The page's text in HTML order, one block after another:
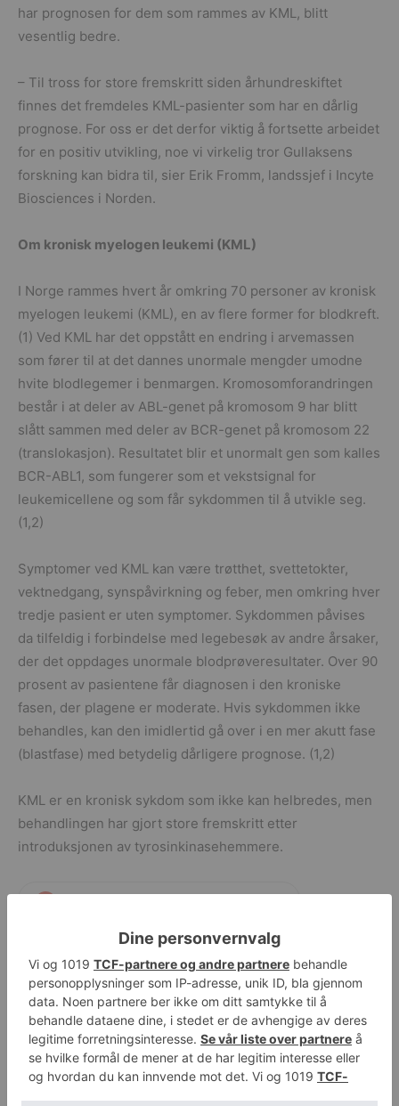
har prognosen for dem som rammes av KML, blitt
vesentlig bedre.
– Til tross for store fremskritt siden århundreskiftet
finnes det fremdeles KML-pasienter som har en dårlig
prognose. For oss er det derfor viktig å fortsette arbeidet
for en positiv utvikling, noe vi virkelig tror Gullaksens
forskning kan bidra til, sier Erik Fromm, landssjef i Incyte
Biosciences i Norden.
Om kronisk myelogen leukemi (KML)
I Norge rammes hvert år omkring 70 personer av kronisk
myelogen leukemi (KML), en av flere former for blodkreft.
(1) Ved KML har det oppstått en endring i arvemassen
som fører til at det dannes unormale mengder umodne
hvite blodlegemer i benmargen. Kromosomforandringen
består i at deler av ABL-genet på kromosom 9 har blitt
slått sammen med deler av BCR-genet på kromosom 22
(translokasjon). Resultatet blir et unormalt gen som kalles
BCR-ABL1, som fungerer som et vekstsignal for
leukemicellene og som får sykdommen til å utvikle seg.
(1,2)
Symptomer ved KML kan være trøtthet, svettetokter,
vektnedgang, synspåvirkning og feber, men omkring hver
tredje pasient er uten symptomer. Sykdommen påvises
da tilfeldig i forbindelse med legebesøk av andre årsaker,
der det oppdages unormale blodprøveresultater. Over 90
prosent av pasientene får diagnosen i den kroniske
fasen, der plagene er moderate. Hvis sykdommen ikke
behandles, kan den imidlertid gå over i en mer akutt fase
(blastfase) med betydelig dårligere prognose. (1,2)
KML er en kronisk sykdom som ikke kan helbredes, men
behandlingen har gjort store fremskritt etter
introduksjonen av tyrosinkinasehemmere.